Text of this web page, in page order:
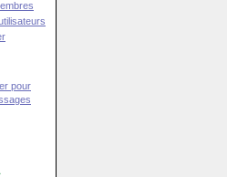
pour